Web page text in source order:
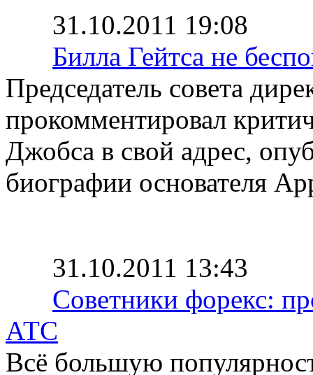
31.10.2011 19:08
Билла Гейтса не
Председатель совета
прокомментировал
Джобса в свой адрес,
биографии основателя
31.10.2011 13:43
Советники форекс:
АТС
Всё большую